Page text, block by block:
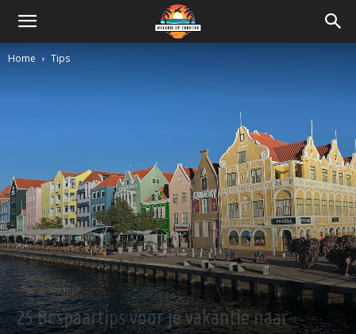
Home Tips
Tips Vakantie
25 Bespaartips voor je vakantie naar